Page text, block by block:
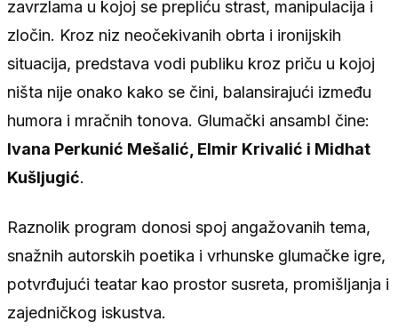
zavrzlama u kojoj se prepliću strast, manipulacija i
zločin. Kroz niz neočekivanih obrta i ironijskih
situacija, predstava vodi publiku kroz priču u kojoj
ništa nije onako kako se čini, balansirajući između
humora i mračnih tonova. Glumački ansambl čine:
Ivana Perkunić Mešalić, Elmir Krivalić i Midhat
Kušljugić.
Raznolik program donosi spoj angažovanih tema,
snažnih autorskih poetika i vrhunske glumačke igre,
potvrđujući teatar kao prostor susreta, promišljanja i
zajedničkog iskustva.